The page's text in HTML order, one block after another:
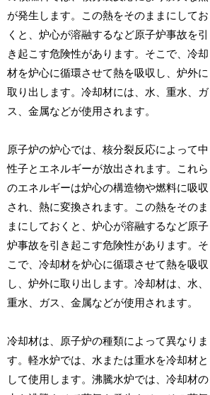
が発生します。この熱をそのままにしてお
くと、炉心が溶融するなど原子炉事故を引
き起こす危険性があります。そこで、冷却
材を炉心に循環させて熱を吸収し、炉外に
取り出します。冷却材には、水、重水、ガ
ス、金属などが使用されます。
原子炉の炉心では、核分裂反応によって中
性子とエネルギーが放出されます。これら
のエネルギーは炉心の構造物や燃料に吸収
され、熱に変換されます。この熱をそのま
まにしておくと、炉心が溶融するなど原子
炉事故を引き起こす危険性があります。そ
こで、冷却材を炉心に循環させて熱を吸収
し、炉外に取り出します。冷却材は、水、
重水、ガス、金属などが使用されます。
冷却材は、原子炉の種類によって異なりま
す。軽水炉では、水または重水を冷却材と
して使用します。沸騰水炉では、冷却材の